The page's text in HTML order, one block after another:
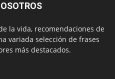
la vida, recomendaciones de
variada selección de frases
más destacados.